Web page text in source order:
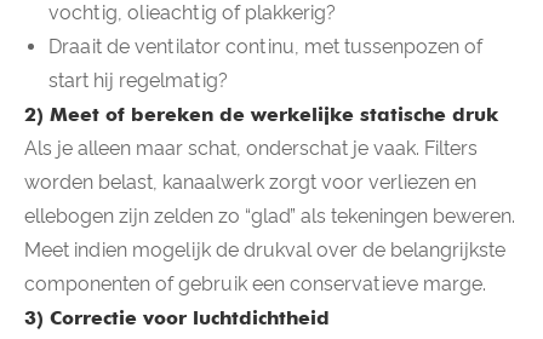
vochtig, olieachtig of plakkerig?
Draait de ventilator continu, met tussenpozen of
start hij regelmatig?
2) Meet of bereken de werkelijke statische druk
Als je alleen maar schat, onderschat je vaak. Filters
worden belast, kanaalwerk zorgt voor verliezen en
ellebogen zijn zelden zo “glad” als tekeningen beweren.
Meet indien mogelijk de drukval over de belangrijkste
componenten of gebruik een conservatieve marge.
3) Correctie voor luchtdichtheid